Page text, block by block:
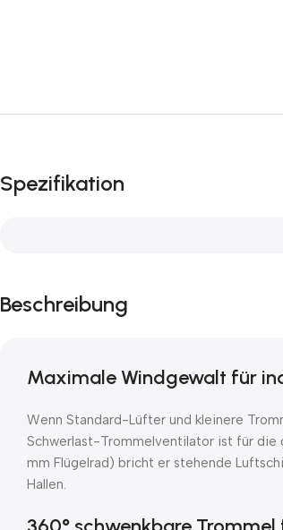
Spezifikation
Beschreibung
Maximale Windgewalt für
Wenn Standard-Lüfter und kleinere
Schwerlast-Trommelventilator ist für die
mm Flügelrad) bricht er stehende
Hallen.